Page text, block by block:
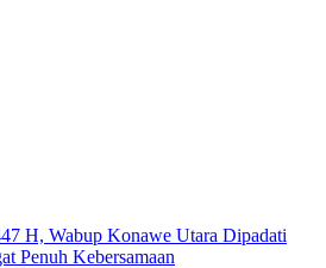
H, Wabup Konawe Utara Dipadati
Penuh Kebersamaan